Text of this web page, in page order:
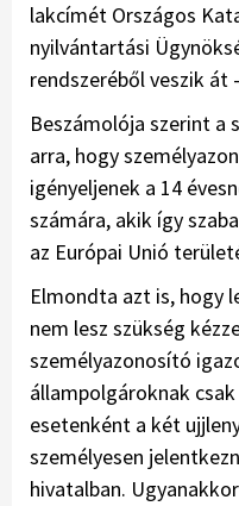
lakcímét Országos
nyilvántartási
rendszeréből veszik át
Beszámolója szerint a
arra, hogy
igényeljenek a 14
számára, akik így
az Európai Unió
Elmondta azt is, hogy
nem lesz szükség
személyazonosító
állampolgároknak
esetenként a két
személyesen
hivatalban.